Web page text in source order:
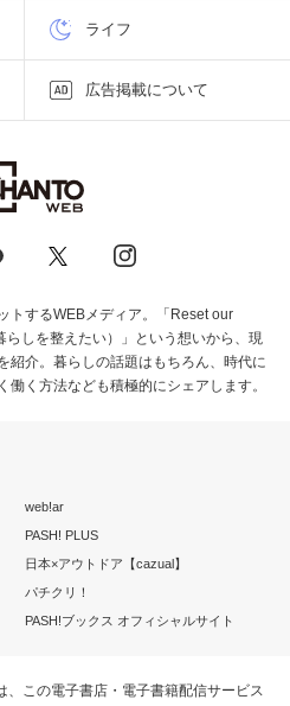
ライフ
広告掲載について
トするWEBメディア。「Reset our
らしを整えたい）」という想いから、現
紹介。暮らしの話題はもちろん、時代に
く方法なども積極的にシェアします。
web!ar
PASH! PLUS
日本×アウトドア【cazual】
パチクリ！
PASH!ブックス オフィシャルサイト
、この電子書店・電子書籍配信サービス